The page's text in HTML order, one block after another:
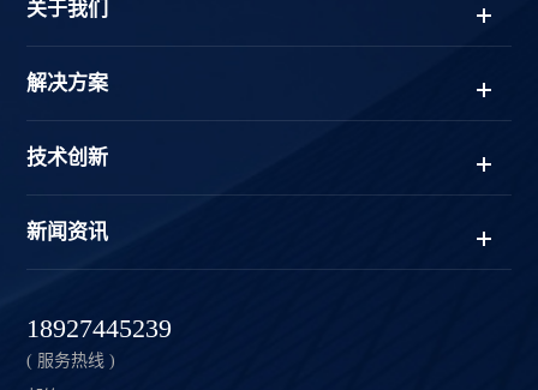
关于我们
解决方案
技术创新
新闻资讯
18927445239
( 服务热线 )